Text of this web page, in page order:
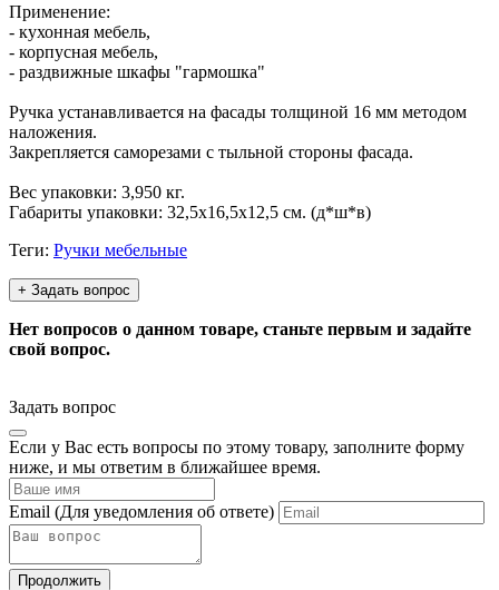
Применение:
- кухонная мебель,
- корпусная мебель,
- раздвижные шкафы "гармошка"
Ручка устанавливается на фасады толщиной 16 мм методом
наложения.
Закрепляется саморезами с тыльной стороны фасада.
Вес упаковки: 3,950 кг.
Габариты упаковки: 32,5х16,5х12,5 см. (д*ш*в)
Теги: Ручки мебельные
+ Задать вопрос
Нет вопросов о данном товаре, станьте первым и задайте
свой вопрос.
Задать вопрос
Если у Вас есть вопросы по этому товару, заполните форму
ниже, и мы ответим в ближайшее время.
Email (Для уведомления об ответе)
Продолжить